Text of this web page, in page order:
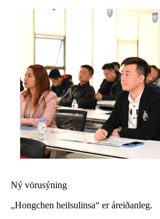
Ný vörusýning
„Hongchen heilsulinsa“ er áreiðanleg.